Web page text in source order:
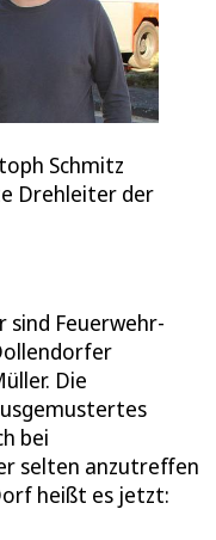
Schmitz
Drehleiter der
sind Feuerwehr-
Die
bei
selten anzutreffen
heißt es jetzt: